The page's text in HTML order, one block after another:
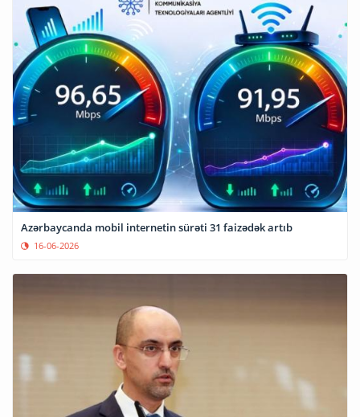
Azərbaycanda mobil internetin sürəti 31 faizədək artıb
16-06-2026